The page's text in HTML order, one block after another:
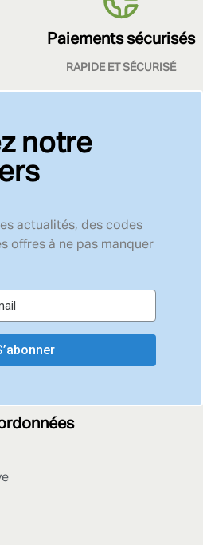
Paiements sécurisés
RAPIDE ET SÉCURISÉ
notre
actualités, des codes
offres à ne pas manquer